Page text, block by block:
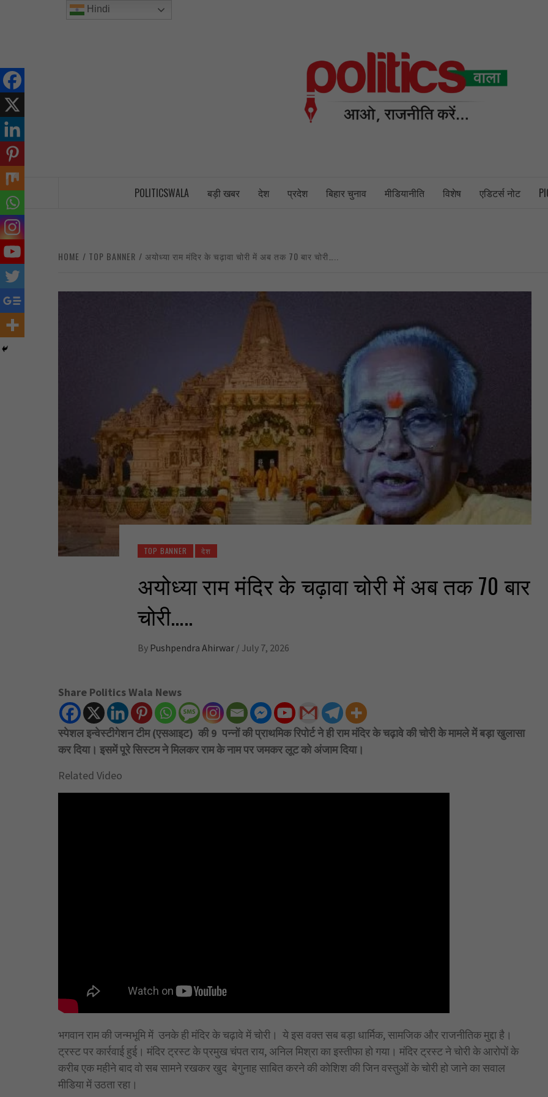
POLITICSWALA बड़ी खबर देश प्रदेश बिहार चुनाव मीडियानीति विशेष एडिटर्स नोट
HOME TOP BANNER अयोध्या राम मंदिर के चढ़ावा चोरी में अब तक 70 बार चोरी…..
TOP BANNER देश
अयोध्या राम मंदिर के चढ़ावा चोरी में अब तक 70 बार
चोरी…..
By Pushpendra Ahirwar / July 7, 2026
Share Politics Wala News
स्पेशल इन्वेस्टीगेशन टीम (एसआइट) की 9 पन्नों की प्राथमिक रिपोर्ट ने ही राम मंदिर के चढ़ावे की चोरी के मामले में बड़ा खुलासा
कर दिया। इसमें पूरे सिस्टम ने मिलकर राम के नाम पर जमकर लूट को अंजाम दिया।
Related Video
भगवान राम की जन्मभूमि में उनके ही मंदिर के चढ़ावे में चोरी। ये इस वक्त सब बड़ा धार्मिक, सामजिक और राजनीतिक मुद्दा है।
ट्रस्ट पर कार्रवाई हुई। मंदिर ट्रस्ट के प्रमुख चंपत राय, अनिल मिश्रा का इस्तीफा हो गया। मंदिर ट्रस्ट ने चोरी के आरोपों के
करीब एक महीने बाद वो सब सामने रखकर खुद बेगुनाह साबित करने की कोशिश की जिन वस्तुओं के चोरी हो जाने का सवाल
मीडिया में उठता रहा।
Hindi